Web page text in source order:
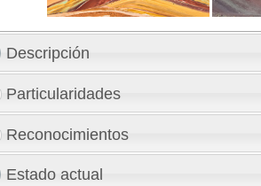
Descripción
Particularidades
Reconocimientos
Estado actual